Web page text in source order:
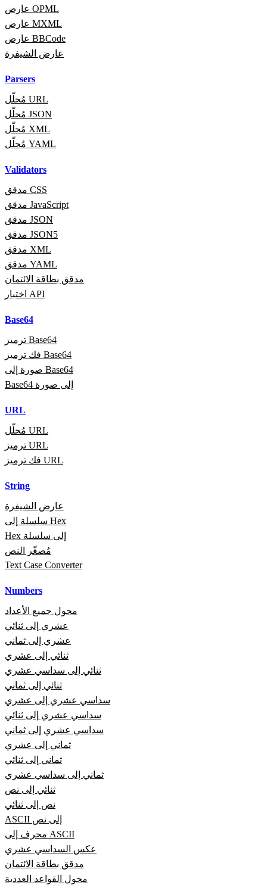
عارض OPML
عارض MXML
عارض BBCode
عارض الشيفرة
Parsers
مُحلّل URL
مُحلّل JSON
مُحلّل XML
مُحلّل YAML
Validators
مدقق CSS
مدقق JavaScript
مدقق JSON
مدقق JSON5
مدقق XML
مدقق YAML
مدقق بطاقة الائتمان
اختبار API
Base64
ترميز Base64
فك ترميز Base64
صورة إلى Base64
Base64 إلى صورة
URL
مُحلّل URL
ترميز URL
فك ترميز URL
String
عارض الشيفرة
سلسلة إلى Hex
Hex إلى سلسلة
مُصغّر النص
Text Case Converter
Numbers
محول جميع الأعداد
عشري إلى ثنائي
عشري إلى ثماني
ثنائي إلى عشري
ثنائي إلى سداسي عشري
ثنائي إلى ثماني
سداسي عشري إلى عشري
سداسي عشري إلى ثنائي
سداسي عشري إلى ثماني
ثماني إلى عشري
ثماني إلى ثنائي
ثماني إلى سداسي عشري
ثنائي إلى نص
نص إلى ثنائي
ASCII إلى نص
محرف إلى ASCII
عكس السداسي عشري
مدقق بطاقة الائتمان
محول القواعد العددية